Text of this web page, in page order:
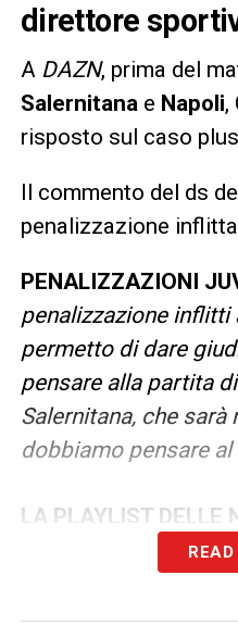
direttore
A DAZN, prima del
Salernitana e Napoli,
risposto sul caso
Il commento del ds
penalizzazione
PENALIZZAZIONI
penalizzazione inflitti
permetto di dare
pensare alla partita
Salernitana, che
dobbiamo pensare
LA PLAYLIST DELLE
READ